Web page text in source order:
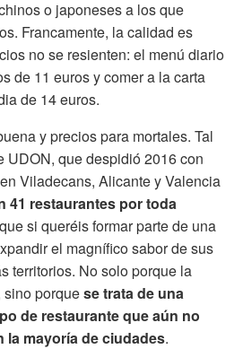
o japoneses a los que
Francamente, la calidad es
no se resienten: el menú diario
de 11 euros y comer a la carta
de 14 euros.
y precios para mortales. Tal
UDON, que despidió 2016 con
Viladecans, Alicante y Valencia
41 restaurantes por toda
si queréis formar parte de una
el magnífico sabor de sus
territorios. No solo porque la
porquese trata de una
de restaurante que aún no
la mayoría de ciudades.